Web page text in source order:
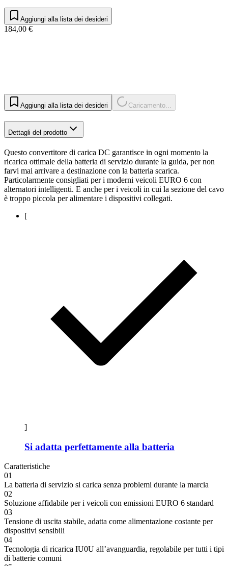
Aggiungi alla lista dei desideri
184,00 €
Aggiungi alla lista dei desideri Caricamento...
Dettagli del prodotto
Questo convertitore di carica DC garantisce in ogni momento la
ricarica ottimale della batteria di servizio durante la guida, per non
farvi mai arrivare a destinazione con la batteria scarica.
Particolarmente consigliati per i moderni veicoli EURO 6 con
alternatori intelligenti. E anche per i veicoli in cui la sezione del cavo
è troppo piccola per alimentare i dispositivi collegati.
[
]
Si adatta perfettamente alla batteria
Caratteristiche
01
La batteria di servizio si carica senza problemi durante la marcia
02
Soluzione affidabile per i veicoli con emissioni EURO 6 standard
03
Tensione di uscita stabile, adatta come alimentazione costante per
dispositivi sensibili
04
Tecnologia di ricarica IU0U all’avanguardia, regolabile per tutti i tipi
di batterie comuni